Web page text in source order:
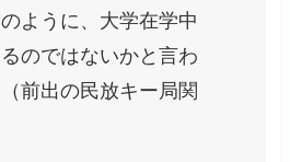
ように、大学在学中
のではないかと言わ
前出の民放キー局関